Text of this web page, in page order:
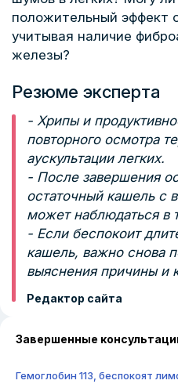
положительный эффект
учитывая наличие
железы?
Резюме эксперта
- Хрипы и
повторного осмотра
аускультации легких.
- После завершения
остаточный кашель с
может наблюдаться в
- Если беспокоит
кашель, важно снова
выяснения причины и
Редактор сайта
Завершенные
Гемоглобин 113, беспокоят